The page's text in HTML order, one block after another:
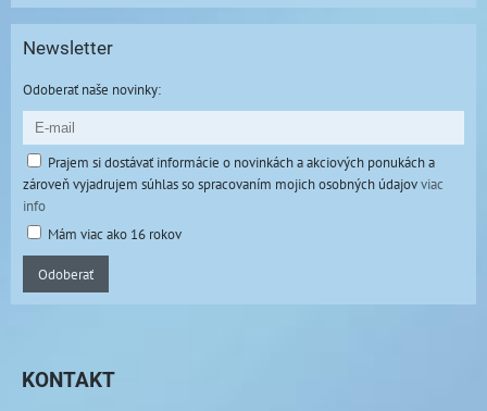
Newsletter
Odoberať naše novinky:
Prajem si dostávať informácie o novinkách a akciových ponukách a
zároveň vyjadrujem súhlas so spracovaním mojich osobných údajovviac
info
Mám viac ako 16 rokov
Odoberať
KONTAKT